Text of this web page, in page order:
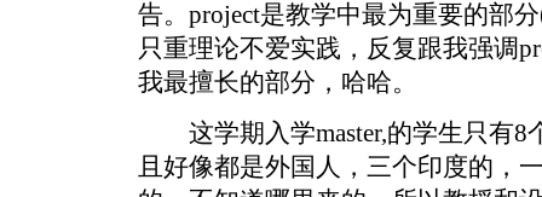
告。project是教学中最为重要的部
只重理论不爱实践，反复跟我强调
我最擅长的部分，哈哈。
这学期入学master,的学生只有8
且好像都是外国人，三个印度的，